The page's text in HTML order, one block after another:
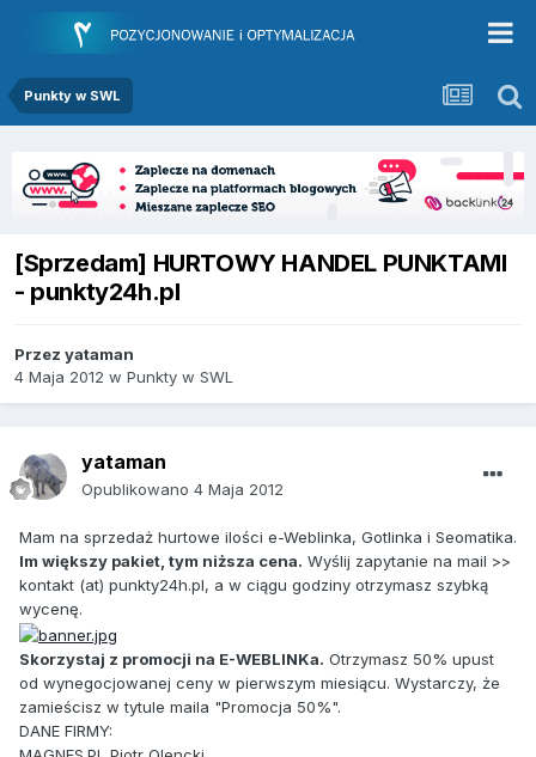
Punkty w SWL
[Sprzedam] HURTOWY HANDEL PUNKTAMI
- punkty24h.pl
Przez yataman
4 Maja 2012 w Punkty w SWL
yataman
Opublikowano 4 Maja 2012
Mam na sprzedaż hurtowe ilości e-Weblinka, Gotlinka i Seomatika.
Im większy pakiet, tym niższa cena. Wyślij zapytanie na mail >>
kontakt (at) punkty24h.pl, a w ciągu godziny otrzymasz szybką
wycenę.
Skorzystaj z promocji na E-WEBLINKa. Otrzymasz 50% upust
od wynegocjowanej ceny w pierwszym miesiącu. Wystarczy, że
zamieścisz w tytule maila "Promocja 50%".
DANE FIRMY: